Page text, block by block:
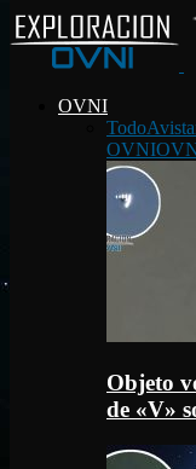
OVNI
Todo
OVNI
Objeto
de «V»